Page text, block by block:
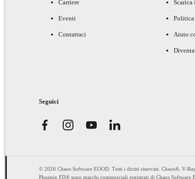
Carriere
Eventi
Contattaci
Scarica
Politica
Aiuto
Seguici
© 2026 Chaos Software EOOD. Tutti i diritti riservati. Chaos®, V-
Phoenix FD® sono marchi commerciali registrati di Chaos Software